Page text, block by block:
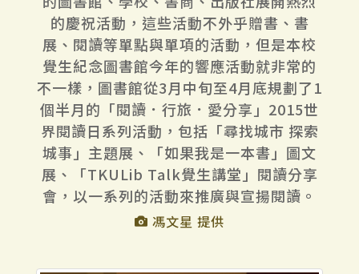
的慶祝活動，這些活動不外乎贈書、書
展、閱讀等單點與單項的活動，但是本校
覺生紀念圖書館今年的響應活動就非常的
不一樣，圖書館從3月中旬至4月底規劃了1
個半月的「閱讀．行旅．愛分享」2015世
界閱讀日系列活動，包括「尋找城市 探索
城事」主題展、「如果我是一本書」圖文
展、「TKULib Talk覺生講堂」閱讀分享
會，以一系列的活動來推廣與宣揚閱讀。
馮文星 提供